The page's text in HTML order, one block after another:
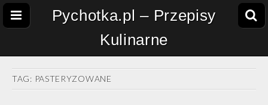
Pychotka.pl – Przepisy
Kulinarne
TAG: PASTERYZOWANE